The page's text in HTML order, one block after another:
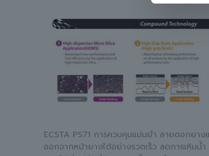
ECSTA PS71 การควบคุมแม่นยำ ลายดอกย
ออกจากหน้ายางได้อย่างรวดเร็ว ลดการเหินน้